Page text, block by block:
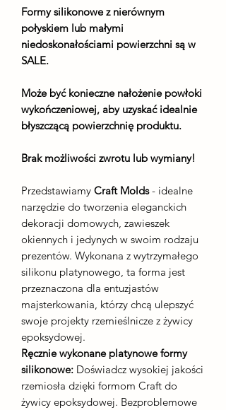
Formy silikonowe z nierównym
połyskiem lub małymi
niedoskonałościami powierzchni są w
SALE.
Może być konieczne nałożenie powłoki
wykończeniowej, aby uzyskać idealnie
błyszczącą powierzchnię produktu.
Brak możliwości zwrotu lub wymiany!
Przedstawiamy Craft Molds- idealne
narzędzie do tworzenia eleganckich
dekoracji domowych, zawieszek
okiennych i jedynych w swoim rodzaju
prezentów. Wykonana z wytrzymałego
silikonu platynowego, ta forma jest
przeznaczona dla entuzjastów
majsterkowania, którzy chcą ulepszyć
swoje projekty rzemieślnicze z żywicy
epoksydowej.
Ręcznie wykonane platynowe formy
silikonowe: Doświadcz wysokiej jakości
rzemiosła dzięki formom Craft do
żywicy epoksydowej. Bezproblemowe